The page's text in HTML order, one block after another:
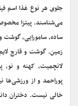
جلوی هر نوع غذا اسم
می‌شناسند. پیتزا
ساده، سامورایی، گوشت و
زمین. گوشت و قارچ
لانچمیت، کهنه و نو،
پوراحمد و از
خالی نیست. دختران